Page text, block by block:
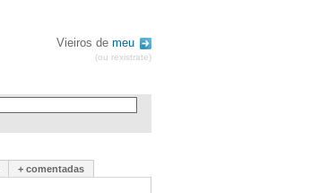
Vieiros de meu
(ou rexistrate)
+ comentadas